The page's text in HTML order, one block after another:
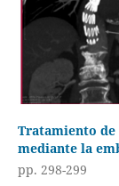
Tratamiento de
mediante la
pp. 298-299